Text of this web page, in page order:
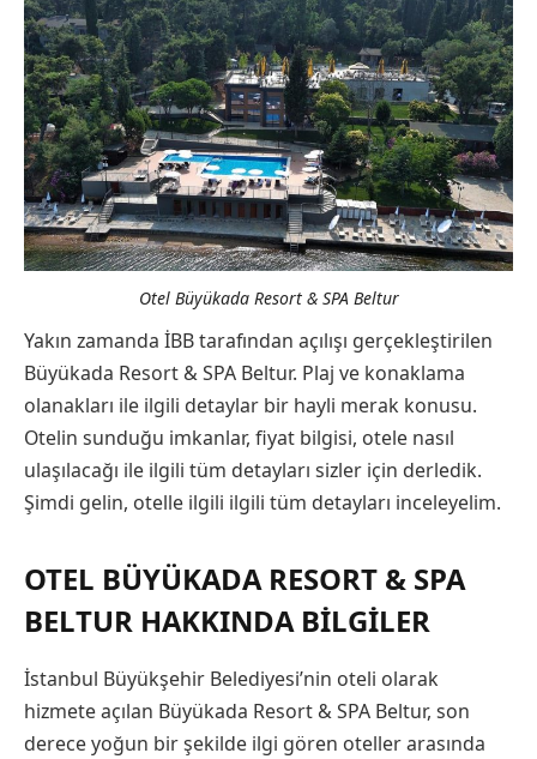
Otel Büyükada Resort & SPA Beltur
Yakın zamanda İBB tarafından açılışı gerçekleştirilen
Büyükada Resort & SPA Beltur. Plaj ve konaklama
olanakları ile ilgili detaylar bir hayli merak konusu.
Otelin sunduğu imkanlar, fiyat bilgisi, otele nasıl
ulaşılacağı ile ilgili tüm detayları sizler için derledik.
Şimdi gelin, otelle ilgili ilgili tüm detayları inceleyelim.
OTEL BÜYÜKADA RESORT & SPA
BELTUR HAKKINDA BILGILER
İstanbul Büyükşehir Belediyesi’nin oteli olarak
hizmete açılan Büyükada Resort & SPA Beltur, son
derece yoğun bir şekilde ilgi gören oteller arasında